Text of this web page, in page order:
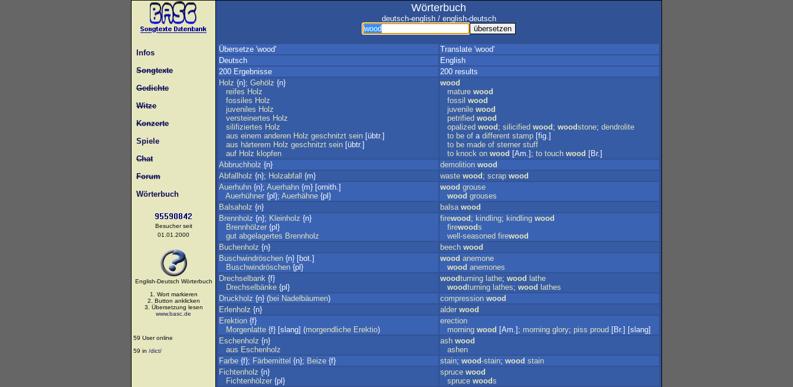
Infos
Songtexte
Gedichte
Witze
Konzerte
Spiele
Chat
Forum
Wörterbuch
Besucher seit
01.01.2000
English-Deutsch Wörterbuch
1. Wort markieren
2. Button anklicken
3. Übersetzung lesen
www.basc.de
59 User online
59 in /dict/
Wörterbuch
deutsch-english / english-deutsch
Übersetze 'wood'
Translate 'wood'
Deutsch
English
200 Ergebnisse
200 results
Holz {n}; Gehölz {n}
reifes Holz
fossiles Holz
juveniles Holz
versteinertes Holz
silifiziertes Holz
aus einem anderen Holz geschnitzt sein [übtr.]
aus härterem Holz geschnitzt sein [übtr.]
auf Holz klopfen
wood
mature wood
fossil wood
juvenile wood
petrified wood
opalized wood ; silicified wood ; woodstone; dendrolite
to be of a different stamp [fig.]
to be made of sterner stuff
to knock on wood [Am.]; to touch wood [Br.]
Abbruchholz {n} demolition wood
Abfallholz {n}; Holzabfall {m} waste wood ; scrap wood
Auerhuhn {n}; Auerhahn {m} [ornith.]
Auerhühner {pl}; Auerhähne {pl}
wood grouse
wood grouses
Balsaholz {n} balsa wood
Brennholz {n}; Kleinholz {n}
Brennhölzer {pl}
gut abgelagertes Brennholz
firewood ; kindling; kindling wood
firewoods
well-seasoned firewood
Buchenholz {n} beech wood
Buschwindröschen {n} [bot.]
Buschwindröschen {pl}
wood anemone
wood anemones
Drechselbank {f}
Drechselbänke {pl}
woodturning lathe; wood lathe
woodturning lathes; wood lathes
Druckholz {n} (bei Nadelbäumen) compression wood
Erlenholz {n} alder wood
Erektion {f}
Morgenlatte {f} [slang] (morgendliche Erektio)
erection
morning wood [Am.]; morning glory; piss proud [Br.] [slang]
Eschenholz {n}
aus Eschenholz
ash wood
ashen
Farbe {f}; Färbemittel {n}; Beize {f} stain; wood-stain; wood stain
Fichtenholz {n}
Fichtenhölzer {pl}
spruce wood
spruce woods